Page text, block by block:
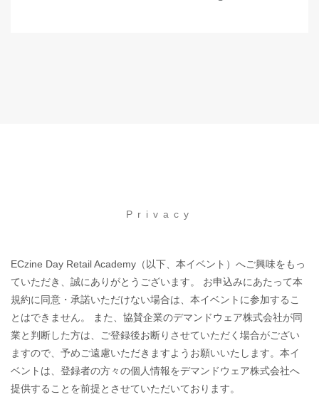
Privacy
ECzine Day Retail Academy（以下、本イベント）へご興味をもっ
ていただき、誠にありがとうございます。 お申込みにあたって本
規約に同意・承諾いただけない場合は、本イベントに参加するこ
とはできません。 また、協賛企業のデマンドウェア株式会社が同
業と判断した方は、ご登録後お断りさせていただく場合がござい
ますので、予めご遠慮いただきますようお願いいたします。本イ
ベントは、登録者の方々の個人情報をデマンドウェア株式会社へ
提供することを前提とさせていただいております。